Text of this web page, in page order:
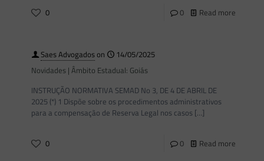
0 0 Read more
Saes Advogadoson
14/05/2025
Novidades | Âmbito Estadual: Goiás
INSTRUÇÃO NORMATIVA SEMAD No 3, DE 4 DE ABRIL DE
2025 (*) 1 Dispõe sobre os procedimentos administrativos
para a compensação de Reserva Legal nos casos […]
0 0 Read more